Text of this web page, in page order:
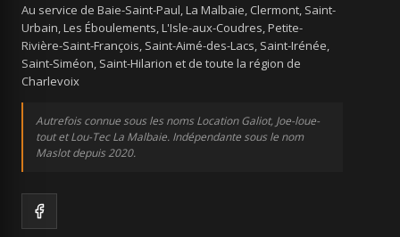
Au service de Baie-Saint-Paul, La Malbaie, Clermont, Saint-
Urbain, Les Éboulements, L'Isle-aux-Coudres, Petite-
Rivière-Saint-François, Saint-Aimé-des-Lacs, Saint-Irénée,
Saint-Siméon, Saint-Hilarion et de toute la région de
Charlevoix
Autrefois connue sous les noms Location Galiot, Joe-loue-
tout et Lou-Tec La Malbaie. Indépendante sous le nom
Maslot depuis 2020.